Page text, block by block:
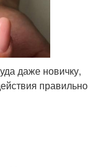
даже новичку,
правильно